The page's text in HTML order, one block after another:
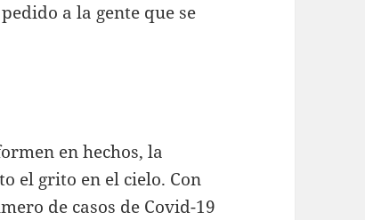
a la gente que se
en hechos, la
el grito en el cielo. Con
de casos de Covid-19